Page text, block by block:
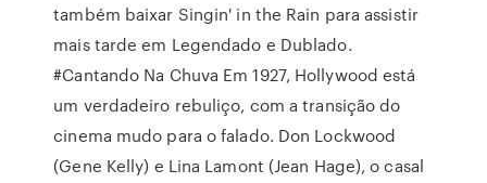
também baixar Singin' in the Rain para assistir
mais tarde em Legendado e Dublado.
#Cantando Na Chuva Em 1927, Hollywood está
um verdadeiro rebuliço, com a transição do
cinema mudo para o falado. Don Lockwood
(Gene Kelly) e Lina Lamont (Jean Hage), o casal